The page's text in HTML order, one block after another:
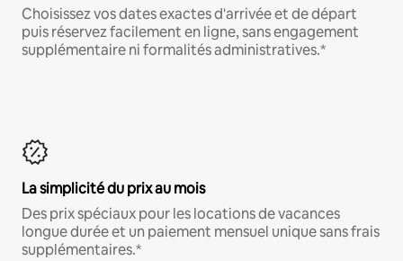
Choisissez vos dates exactes d'arrivée et de départ
puis réservez facilement en ligne, sans engagement
supplémentaire ni formalités administratives.*
La simplicité du prix au mois
Des prix spéciaux pour les locations de vacances
longue durée et un paiement mensuel unique sans frais
supplémentaires.*